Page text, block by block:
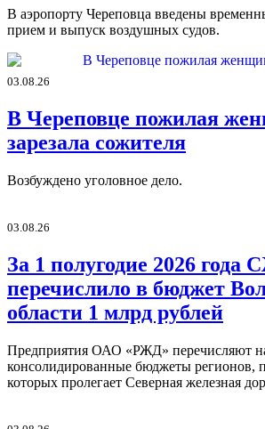
В аэропорту Череповца введены
прием и выпуск воздушных судов.
03.08.26
В Череповце пожилая
зарезала сожителя
Возбуждено уголовное дело.
03.08.26
За 1 полугодие 2026 года
перечислило в бюджет
области 1 млрд рублей
Предприятия ОАО «РЖД» перечисляют
консолидированные бюджеты регионов,
которых пролегает Северная железная